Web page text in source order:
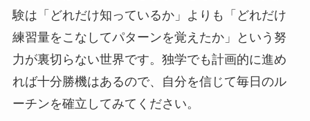
験は「どれだけ知っているか」よりも「どれだけ
練習量をこなしてパターンを覚えたか」という努
力が裏切らない世界です。独学でも計画的に進め
れば十分勝機はあるので、自分を信じて毎日のル
ーチンを確立してみてください。